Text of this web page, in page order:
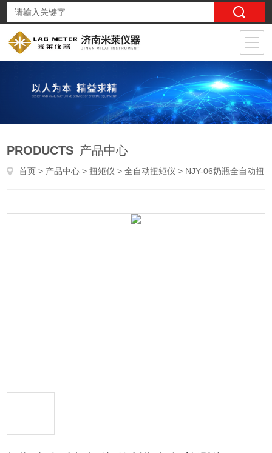
PRODUCTS 产品中心
首页 > 产品中心 >扭矩仪 >全自动扭矩仪 > NJY-06奶瓶全自动扭矩仪 饮料瓶扭矩检测仪